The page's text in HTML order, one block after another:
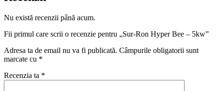
Nu există recenzii până acum.
Fii primul care scrii o recenzie pentru „Sur-Ron Hyper Bee – 5kw”
Adresa ta de email nu va fi publicată. Câmpurile obligatorii sunt
marcate cu *
Recenzia ta *